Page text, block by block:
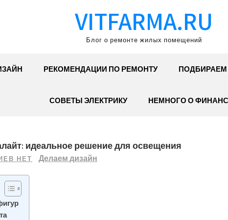
VITFARMA.RU
Блог о ремонте жилых помещений
РЕКОМЕНДАЦИИ ПО РЕМОНТУ
СОВЕТЫ ЭЛЕКТРИКУ НЕМНОГО О
идеальное решение для освещения
НЕТ Делаем дизайн